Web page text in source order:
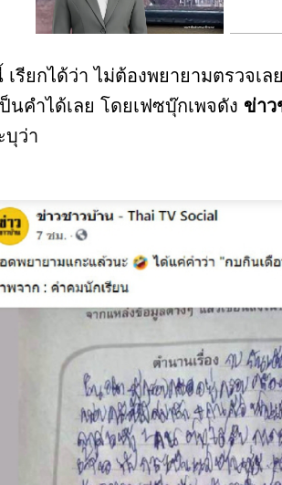
รียกได้ว่า ไม่ต้องพยายามตรวจเล
นคำได้เลย โดยเฟซบุ๊กเพจดัง ข่าว
บุว่า